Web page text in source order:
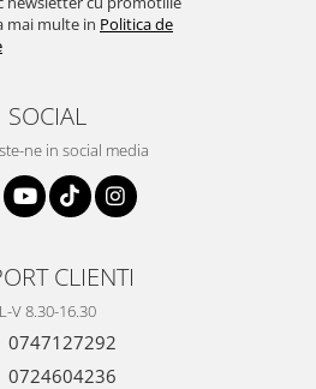
mai multe in Politica de
SOCIAL
ne in social media
CLIENTI
L-V 8.30-16.30
0747127292
0724604236